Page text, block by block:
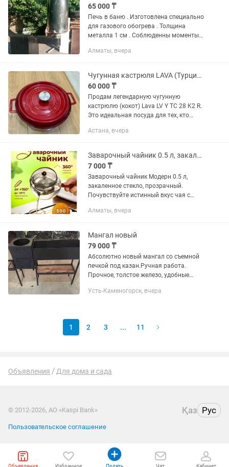
65 000 ₸
Печь в баню . Изготовлена специально
для газового обогрева . Толщина
металла 1 см . Соблюденны моменты
коэффициент полезного действия ,,так
Алматы, вчера
Чугунная кастрюля LAVA (Турция), 6.7 л, эмалированная
60 000 ₸
Продам легендарную чугунную
кастрюлю (кокот) Lava LV Y TC 28 K2 R.
Это идеальная посуда для тех, кто
здоровье семьи. Почему это лучшая
Астана, вчера
Заварочный чайник 0.5 л, закаленное стекло
7 000 ₸
Заварочный чайник Модерн 0.5 л,
закаленное стекло, прозрачный.
Почувствуйте истинный вкус чая с
элегантный чайный набор создан для
ценят...
Алматы, вчера
Мангал новый
79 000 ₸
Абсолютно новый мангал со съемной
печкой под казан.Ручная работа.
Прочное, толстое железо, удобные
хорошие размеры. Печь под казан
Усть-Каменогорск, вчера
1 2 3 ... 11
Объявления Для дома и сада
© 2012-2026, АО «Kaspi Bank» Қаз Рус
Пользовательское соглашение
Объявления Избранное Подать Чат Кабинет